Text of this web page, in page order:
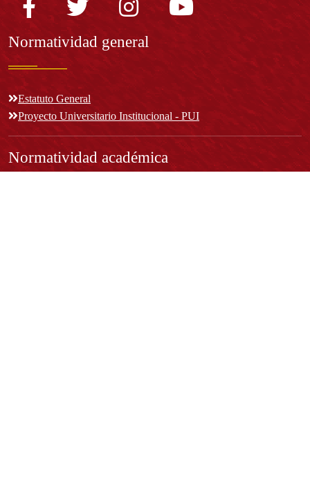
Normatividad general
Estatuto General
Proyecto Universitario Institucional - PUI
Normatividad académica